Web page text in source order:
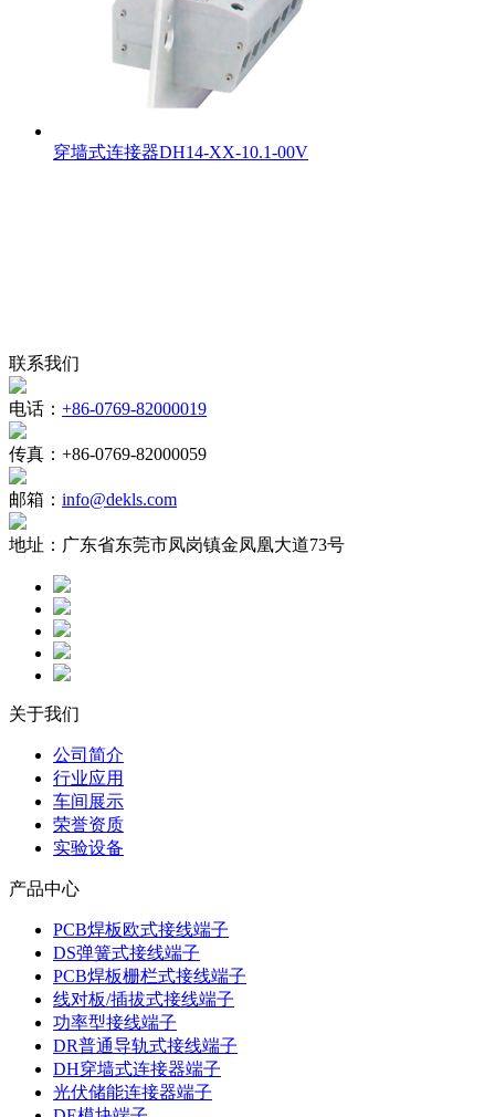
穿墙式连接器DH14-XX-10.1-00V
联系我们
电话： +86-0769-82000019
传真： +86-0769-82000059
邮箱： info@dekls.com
地址： 广东省东莞市凤岗镇金凤凰大道73号
关于我们
公司简介
行业应用
车间展示
荣誉资质
实验设备
产品中心
PCB焊板欧式接线端子
DS弹簧式接线端子
PCB焊板栅栏式接线端子
线对板/插拔式接线端子
功率型接线端子
DR普通导轨式接线端子
DH穿墙式连接器端子
光伏储能连接器端子